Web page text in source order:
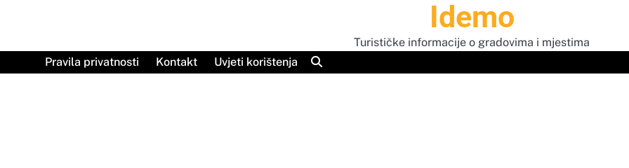
Idemo
Turističke informacije o gradovima i mjestima
Pravila privatnosti
Kontakt Uvjeti korištenja